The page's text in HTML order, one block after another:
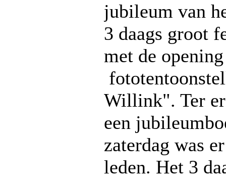
jubileum van
3 daags groot
met de
Willink". Ter
een
zaterdag was
leden. Het 3